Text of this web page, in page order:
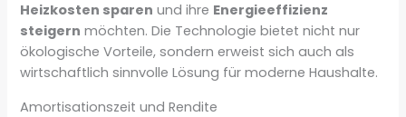
Heizkosten sparen und ihre Energieeffizienz
steigern möchten. Die Technologie bietet nicht nur
ökologische Vorteile, sondern erweist sich auch als
wirtschaftlich sinnvolle Lösung für moderne Haushalte.
Amortisationszeit und Rendite